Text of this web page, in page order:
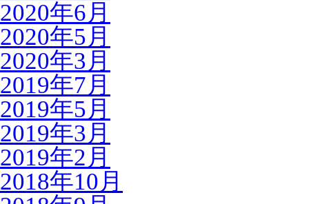
2020年6月
2020年5月
2020年3月
2019年7月
2019年5月
2019年3月
2019年2月
2018年10月